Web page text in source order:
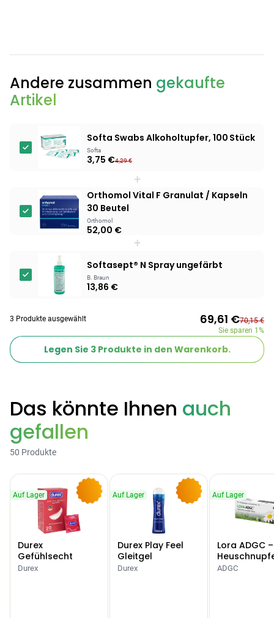
TestzentrumArzneimittel
&
Gesundheit
Hygiene &
Haushalt
Baby &
Familie
Sanitätshaus
Products
ARZNEIMITTEL & GESUNDHEIT
Andere zusammen gekaufte
Artikel
Softa Swabs Alkoholtupfer, 100 Stück
Softa
3,75 €4,29 €
+
Orthomol Vital F Granulat / Kapseln
30 Beutel
Orthomol
52,00 €
+
Softasept® N Spray ungefärbt
B. Braun
13,86 €
3 Produkte ausgewählt 69,61 €70,15 €
Sie sparen 1%
Legen Sie 3Produkte in den Warenkorb.
Das könnte Ihnen auch
gefallen
50 Produkte
-9%
Auf Lager
Durex
Gefühlsecht
Classic Kondome
Durex
-10%
Auf Lager
Durex Play Feel
Gleitgel
Durex
Auf Lager
Lora ADGC
Allergien
ADGC